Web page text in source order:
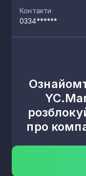
Контакти
0334******
про